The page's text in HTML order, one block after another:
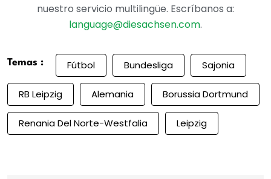
nuestro servicio multilingüe. Escríbanos a:
language@diesachsen.com.
Temas : Fútbol Bundesliga Sajonia
RB Leipzig Alemania Borussia Dortmund
Renania Del Norte-Westfalia Leipzig